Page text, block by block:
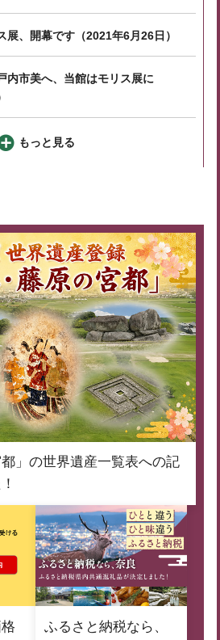
展、開幕です（2021年6月26日）
内市美へ、当館はモリス展に
もっと見る
都」の世界遺産一覧表への記
ふるさと納税なら、